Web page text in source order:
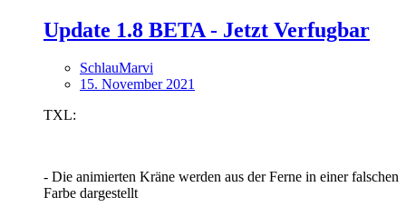
Update 1.8 BETA - Jetzt Verfugbar
SchlauMarvi
15. November 2021
TXL:
- Die animierten Kräne werden aus der Ferne in einer falschen
Farbe dargestellt